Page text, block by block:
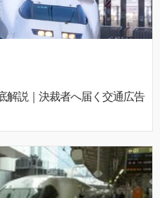
解説｜決裁者へ届く交通広告